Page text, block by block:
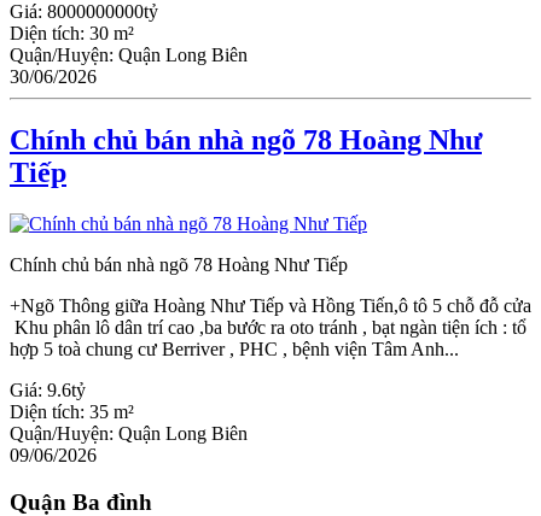
Giá: 8000000000tỷ
Diện tích: 30 m²
Quận/Huyện: Quận Long Biên
30/06/2026
Chính chủ bán nhà ngõ 78 Hoàng Như
Tiếp
Chính chủ bán nhà ngõ 78 Hoàng Như Tiếp
+Ngõ Thông giữa Hoàng Như Tiếp và Hồng Tiến,ô tô 5 chỗ đỗ cửa
Khu phân lô dân trí cao ,ba bước ra oto tránh , bạt ngàn tiện ích : tổ
hợp 5 toà chung cư Berriver , PHC , bệnh viện Tâm Anh...
Giá: 9.6tỷ
Diện tích: 35 m²
Quận/Huyện: Quận Long Biên
09/06/2026
Quận Ba đình